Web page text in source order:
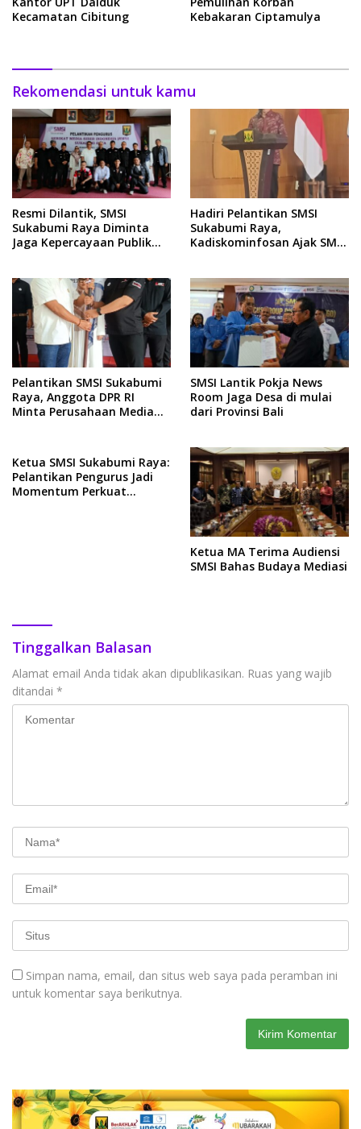
Kecamatan Cibitung
Kebakaran Ciptamulya
Rekomendasi untuk kamu
Resmi Dilantik, SMSI
Sukabumi Raya Diminta
Jaga Kepercayaan Publik
Hadiri Pelantikan SMSI
Sukabumi Raya,
Kadiskominfosan Ajak SMSI
Pelantikan SMSI Sukabumi
Raya, Anggota DPR RI
Minta Perusahaan Media
Wartawan
SMSI Lantik Pokja News
Room Jaga Desa di mulai
dari Provinsi Bali
Ketua SMSI Sukabumi Raya:
Pelantikan Pengurus Jadi
Momentum Perkuat
Ketua MA Terima Audiensi
SMSI Bahas Budaya Mediasi
Tinggalkan Balasan
Alamat email Anda tidak akan dipublikasikan. Ruas yang wajib
ditandai *
Simpan nama, email, dan situs web saya pada peramban ini
untuk komentar saya berikutnya.